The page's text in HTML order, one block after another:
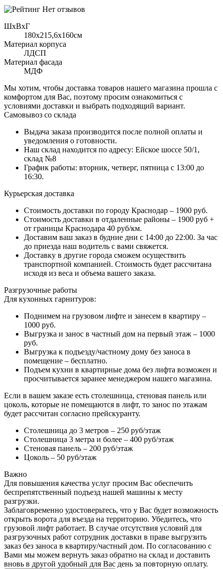
Нет отзывов
ШхВхГ
180x215,6х160см
Материал корпуса
ЛДСП
Материал фасада
МДФ
Мы хотим, чтобы доставка товаров нашего магазина прошла с
комфортом для Вас, поэтому просим ознакомиться с
условиями доставки и выбрать подходящий вариант.
Самовывоз со склада
Выдача заказа производится после полной оплаты и
уведомления о готовности.
Наш склад находится по адресу: Ейское шоссе 50/1,
склад №8
График работы: вторник, четверг, пятница с 13:00 до
16:30.
Курьерская доставка
Стоимость доставки по городу Краснодар – 1900 руб.
Стоимость доставки в отдаленные районы – 1900 руб +
от границы Краснодара 40 руб/км.
Доставим ваш заказ в будние дни с 14:00 до 22:00. За час
до приезда наш водитель с вами свяжется.
Доставку в другие города сможем осуществить
транспортной компанией. Стоимость будет рассчитана
исходя из веса и объема вашего заказа.
Разгрузочные работы
Для кухонных гарнитуров:
Поднимем на грузовом лифте и занесем в квартиру –
1000 руб.
Выгрузка и занос в частный дом на первый этаж – 1000
руб.
Выгрузка к подъезду/частному дому без заноса в
помещение – бесплатно.
Подъем кухни в квартирные дома без лифта возможен и
просчитывается заранее менеджером нашего магазина.
Если в вашем заказе есть столешница, стеновая панель или
цоколь, которые не помещаются в лифт, то занос по этажам
будет рассчитан согласно прейскуранту.
Столешница до 3 метров – 250 руб/этаж
Столешница 3 метра и более – 400 руб/этаж
Стеновая панель – 200 руб/этаж
Цоколь – 50 руб/этаж
Важно
Для повышения качества услуг просим Вас обеспечить
беспрепятственный подъезд нашей машины к месту
разгрузки.
Заблаговременно удостоверьтесь, что у Вас будет возможность
открыть ворота для въезда на территорию. Убедитесь, что
грузовой лифт работает. В случае отсутствия условий для
разгрузочных работ сотрудник доставки в праве выгрузить
заказ без заноса в квартиру/частный дом. По согласованию с
Вами мы можем вернуть заказ обратно на склад и доставить
вновь в другой удобный для Вас день за повторную оплату.